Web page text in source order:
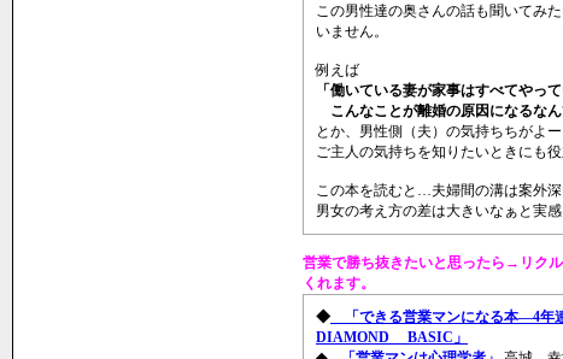
この男性達の奥さんの話も聞いてみ
いません。
例えば
「働いている妻が家事はすべてやっ
こんなことが離婚の原因になるなん
とか、男性側（夫）の気持ちちがよ
ご主人の気持ちを知りたいときにも役
この本を読むと…夫婦間の溝は案外深
男女の考え方の差は大きいなぁと実感
営業で勝ち抜きたいと思ったら→リク
くれます。
◆ 「できる営業マンになる本―4年
DIAMOND BASIC」